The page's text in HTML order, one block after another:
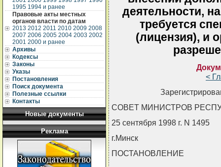
1995 1994 и ранее
Правовые акты местных
органов власти по датам
2013 2012 2011 2010 2009 2008
2007 2006 2005 2004 2003 2002
2001 2000 и ранее
Архивы
Кодексы
Законы
Указы
Постановления
Поиск документа
Полезные ссылки
Контакты
Новые документы
Реклама
деятельности,
требуется
(лицензия), и
<
СОВЕТ МИНИСТРОВ
25 сентября 1998 г. N 1495
г.Минск
ПОСТАНОВЛЕНИЕ